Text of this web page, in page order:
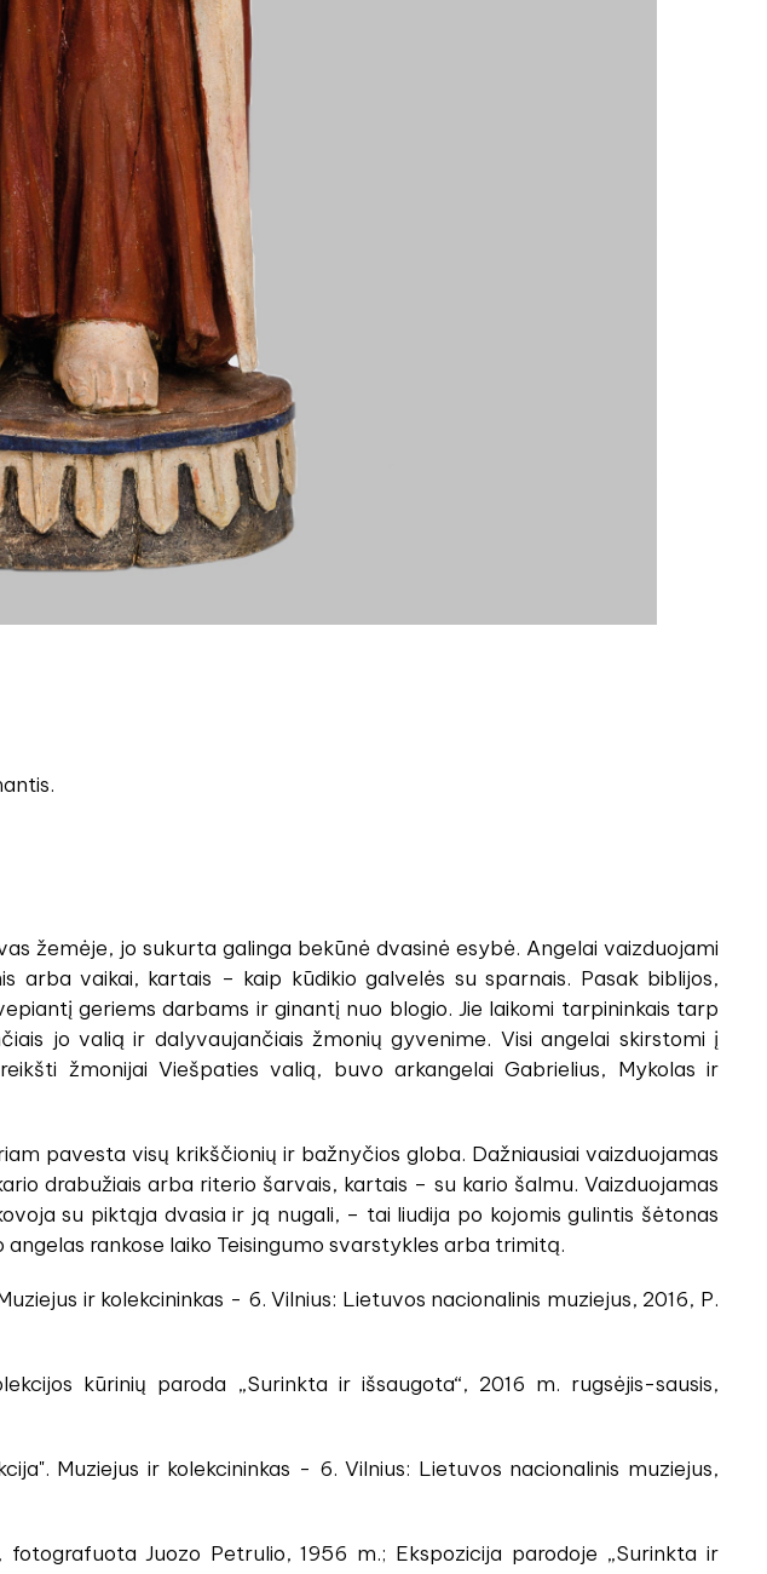
žemėje, jo sukurta galinga bekūnė dvasinė esybė. Angelai vaizduojami
arba vaikai, kartais – kaip kūdikio galvelės su sparnais. Pasak biblijos,
geriems darbams ir ginantį nuo blogio. Jie laikomi tarpininkais tarp
jo valią ir dalyvaujančiais žmonių gyvenime. Visi angelai skirstomi į
žmonijai Viešpaties valią, buvo arkangelai Gabrielius, Mykolas ir
pavesta visų krikščionių ir bažnyčios globa. Dažniausiai vaizduojamas
drabužiais arba riterio šarvais, kartais – su kario šalmu. Vaizduojamas
su piktąja dvasia ir ją nugali, – tai liudija po kojomis gulintis šėtonas
rankose laiko Teisingumo svarstykles arba trimitą.
ir kolekcininkas - 6. Vilnius: Lietuvos nacionalinis muziejus, 2016, P.
kūrinių paroda „Surinkta ir išsaugota“, 2016 m. rugsėjis-sausis,
Muziejus ir kolekcininkas - 6. Vilnius: Lietuvos nacionalinis muziejus,
Juozo Petrulio, 1956 m.; Ekspozicija parodoje „Surinkta ir